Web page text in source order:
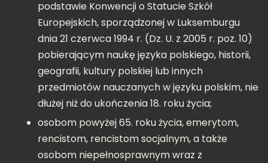
podstawie Konwencji o Statucie Szkół
Europejskich, sporządzonej w Luksemburgu
dnia 21 czerwca 1994 r. (Dz. U. z 2005 r. poz. 10)
pobierającym naukę języka polskiego, historii,
geografii, kultury polskiej lub innych
przedmiotów nauczanych w języku polskim, nie
dłużej niż do ukończenia 18. roku życia;
osobom powyżej 65. roku życia, emerytom,
rencistom, rencistom socjalnym, a także
osobom niepełnosprawnym wraz z